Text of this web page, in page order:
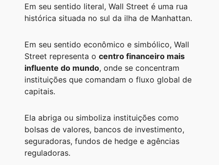
Em seu sentido literal, Wall Street é uma rua
histórica situada no sul da ilha de Manhattan.
Em seu sentido econômico e simbólico, Wall
Street representa o centro financeiro mais
influente do mundo, onde se concentram
instituições que comandam o fluxo global de
capitais.
Ela abriga ou simboliza instituições como
bolsas de valores, bancos de investimento,
seguradoras, fundos de hedge e agências
reguladoras.